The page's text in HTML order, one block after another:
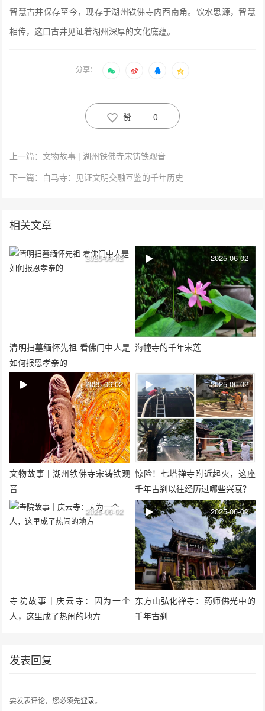
智慧古井保存至今，现存于湖州铁佛寺内西南角。 饮水思源，智慧
相传，这口古井见证着湖州深厚的文化底蕴。
分享：
赞 0
上一篇：文物故事 | 湖州铁佛寺宋铸铁观音
下一篇：白马寺：见证文明交融互鉴的千年历史
相关文章
清明扫墓缅怀先祖 看佛门中人是
如何报恩孝亲的
2025-06-02
海幢寺的千年宋莲
2025-06-02
文物故事 | 湖州铁佛寺宋铸铁观
音
2025-06-02
惊险！七塔禅寺附近起火，这座
千年古刹以往经历过哪些兴衰？
2025-06-02
寺院故事｜庆云寺：因为一个
人，这里成了热闹的地方
2025-06-02
东方山弘化禅寺：药师佛光中的
千年古刹
2025-06-02
发表回复
要发表评论，您必须先登录。